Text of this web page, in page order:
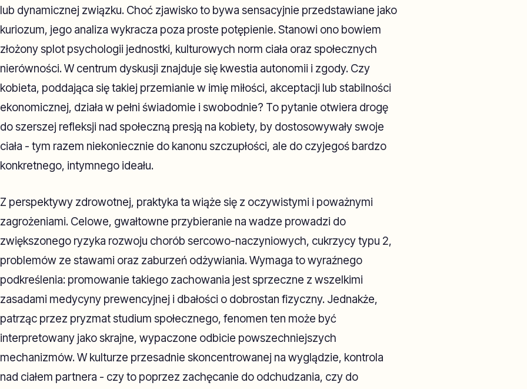
lub dynamicznej związku. Choć zjawisko to bywa sensacyjnie przedstawiane jako
kuriozum, jego analiza wykracza poza proste potępienie. Stanowi ono bowiem
złożony splot psychologii jednostki, kulturowych norm ciała oraz społecznych
nierówności. W centrum dyskusji znajduje się kwestia autonomii i zgody. Czy
kobieta, poddająca się takiej przemianie w imię miłości, akceptacji lub stabilności
ekonomicznej, działa w pełni świadomie i swobodnie? To pytanie otwiera drogę
do szerszej refleksji nad społeczną presją na kobiety, by dostosowywały swoje
ciała - tym razem niekoniecznie do kanonu szczupłości, ale do czyjegoś bardzo
konkretnego, intymnego ideału.
Z perspektywy zdrowotnej, praktyka ta wiąże się z oczywistymi i poważnymi
zagrożeniami. Celowe, gwałtowne przybieranie na wadze prowadzi do
zwiększonego ryzyka rozwoju chorób sercowo-naczyniowych, cukrzycy typu 2,
problemów ze stawami oraz zaburzeń odżywiania. Wymaga to wyraźnego
podkreślenia: promowanie takiego zachowania jest sprzeczne z wszelkimi
zasadami medycyny prewencyjnej i dbałości o dobrostan fizyczny. Jednakże,
patrząc przez pryzmat studium społecznego, fenomen ten może być
interpretowany jako skrajne, wypaczone odbicie powszechniejszych
mechanizmów. W kulturze przesadnie skoncentrowanej na wyglądzie, kontrola
nad ciałem partnera - czy to poprzez zachęcanie do odchudzania, czy do